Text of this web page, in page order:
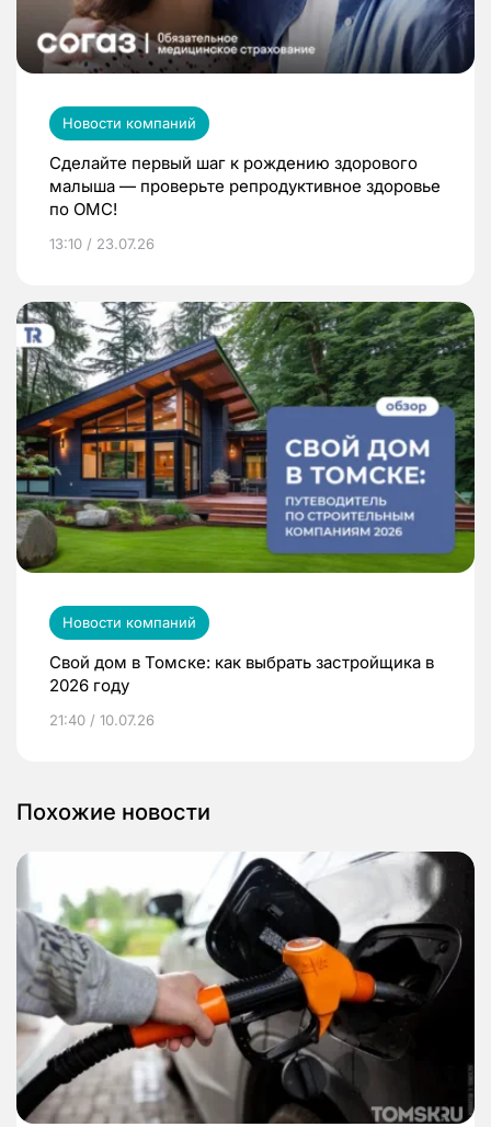
Новости компаний
Сделайте первый шаг к рождению здорового
малыша — проверьте репродуктивное здоровье
по ОМС!
13:10 / 23.07.26
Новости компаний
Свой дом в Томске: как выбрать застройщика в
2026 году
21:40 / 10.07.26
Похожие новости